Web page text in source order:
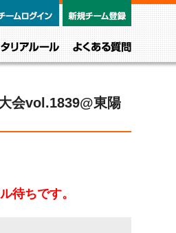
レベル・クラス
会vol.1839@東陽
待ちです。